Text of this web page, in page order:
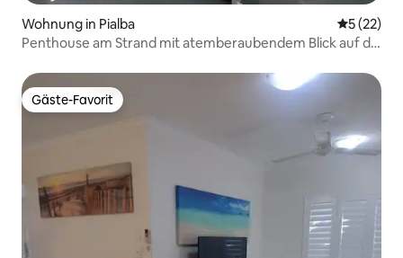
Wohnung in Pialba
5 (22)
Penthouse am Strand mit atemberaubendem Blick auf die
Gäste-Favorit
Gäste-Favorit